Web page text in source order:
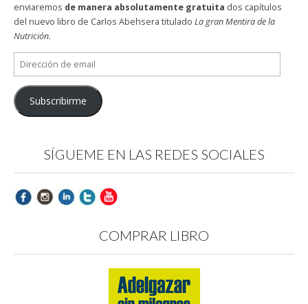
enviaremos de manera absolutamente gratuita dos capítulos
del nuevo libro de Carlos Abehsera titulado La gran Mentira de la
Nutrición.
Dirección
de
email
Subscribirme
SÍGUEME EN LAS REDES SOCIALES
COMPRAR LIBRO